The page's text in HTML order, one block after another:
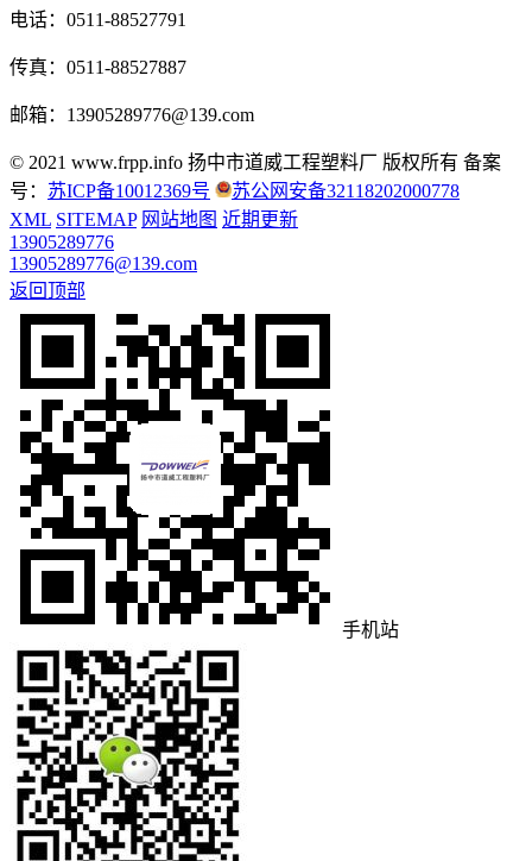
电话：0511-88527791
传真：0511-88527887
邮箱：13905289776@139.com
© 2021 www.frpp.info 扬中市道威工程塑料厂 版权所有 备案
号： 苏ICP备10012369号
苏公网安备32118202000778
XML SITEMAP 网站地图 近期更新
13905289776
13905289776@139.com
返回顶部
手机站